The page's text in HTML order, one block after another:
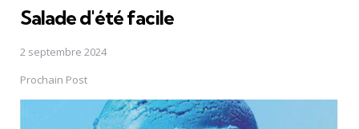
Salade d'été facile
2 septembre 2024
Prochain Post